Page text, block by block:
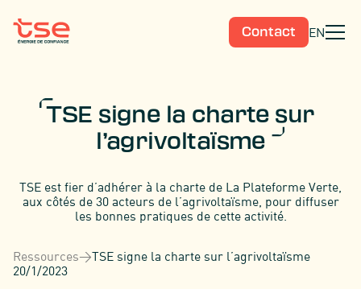
Contact EN
TSE signe la charte sur
l’agrivoltaïsme
TSE est fier d’adhérer à la charte de La Plateforme Verte,
aux côtés de 30 acteurs de l’agrivoltaïsme, pour diffuser
les bonnes pratiques de cette activité.
Ressources>TSE signe la charte sur l’agrivoltaïsme
20/1/2023